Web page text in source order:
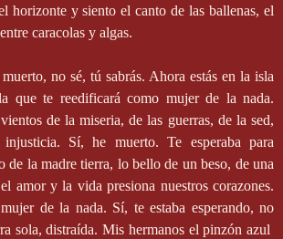
horizonte y siento el canto de las ballenas, el
caracolas y algas.
no sé, tú sabrás. Ahora estás en la isla
que te reedificará como mujer de la nada.
de la miseria, de las guerras, de la sed,
Sí, he muerto. Te esperaba para
de la madre tierra, lo bello de un beso, de una
amor y la vida presiona nuestros corazones.
de la nada. Sí, te estaba esperando, no
sola, distraída. Mis hermanos el pinzón azul